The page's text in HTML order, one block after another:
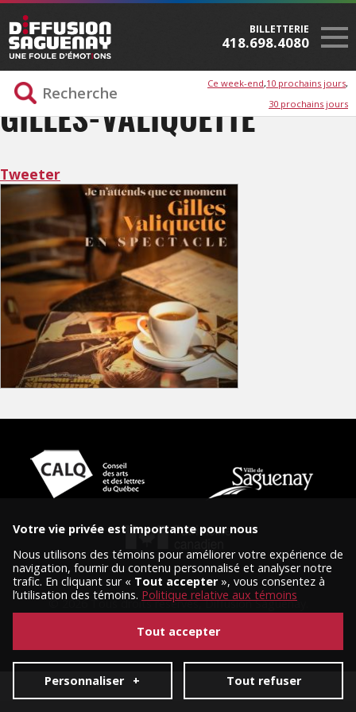
BILLETTERIE
418.698.4080
Ce week-end 10 prochains jours
30 prochains jours
GILLES-VALIQUETTE
Tweeter
© 2026 Tous droits réservés, Diffusion Saguenay.
Conception et réalisation :Nubee|Mes préférences cookies
Votre vie privée est importante pour nous
Nous utilisons des témoins pour améliorer votre expérience de
navigation, fournir du contenu personnalisé et analyser notre
trafic. En cliquant sur « Tout accepter», vous consentez à
l’utilisation des témoins. Politique relative aux témoins
Personnaliser + Tout refuser
Tout accepter